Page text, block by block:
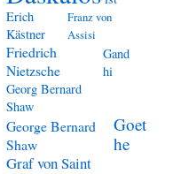
Erich
Kästner
Franz von
Assisi
Friedrich
Nietzsche
Gand
hi
Georg Bernard
Shaw
George Bernard
Shaw
Goet
he
Graf von Saint